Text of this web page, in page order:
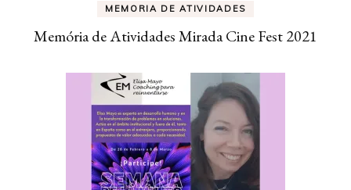
MEMORIA DE ATIVIDADES
Memória de Atividades Mirada Cine Fest 2021